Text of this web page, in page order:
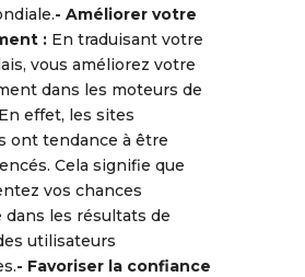
- Améliorer votre
:En traduisant votre
vous améliorez votre
dans les moteurs de
effet, les sites
ont tendance à être
Cela signifie que
vos chances
dans les résultats de
utilisateurs
- Favoriser la confiance